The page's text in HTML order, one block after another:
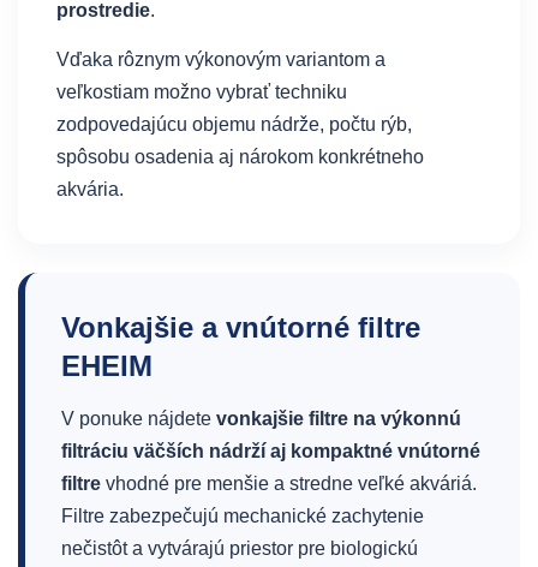
prostredie.
Vďaka rôznym výkonovým variantom a
veľkostiam možno vybrať techniku
zodpovedajúcu objemu nádrže, počtu rýb,
spôsobu osadenia aj nárokom konkrétneho
akvária.
Vonkajšie a vnútorné filtre
EHEIM
V ponuke nájdete vonkajšie filtre na výkonnú
filtráciu väčších nádrží aj kompaktné vnútorné
filtre vhodné pre menšie a stredne veľké akváriá.
Filtre zabezpečujú mechanické zachytenie
nečistôt a vytvárajú priestor pre biologickú